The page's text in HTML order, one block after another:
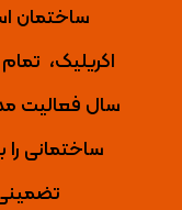
ساختمان
اکریلیک،
سال فعالیت
ساختمانی
تضمینی